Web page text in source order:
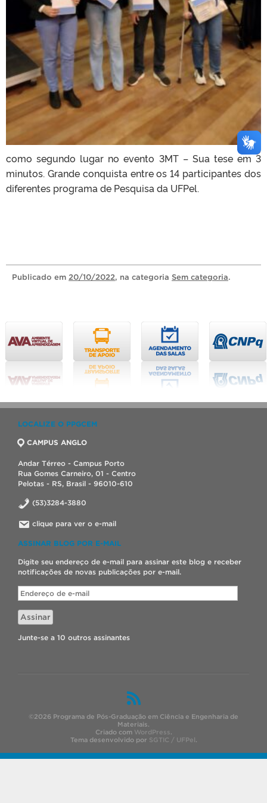
como segundo lugar no evento 3MT – Sua tese em 3
minutos. Grande conquista entre os 14 participantes dos
diferentes programa de Pesquisa da UFPel.
Publicado em 20/10/2022, na categoria Sem categoria.
LOCALIZE O PPGCEM
CAMPUS ANGLO
Andar Térreo - Campus Porto
Rua Gomes Carneiro, 01 - Centro
Pelotas - RS, Brasil - 96010-610
(53)3284-3880
clique para ver o e-mail
ASSINAR BLOG POR E-MAIL
Digite seu endereço de e-mail para assinar este blog e receber
notificações de novas publicações por e-mail.
Endereço
de
e-
mail
Assinar
Junte-se a 10 outros assinantes
©2026 Programa de Pós-Graduação em Ciência e Engenharia de
Materiais.
Criado com WordPress.
Tema desenvolvido por SGTIC / UFPel.